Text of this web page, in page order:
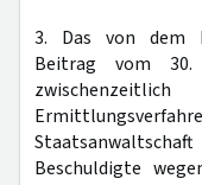
3. Das von dem
Beitrag vom
Beschuldigte